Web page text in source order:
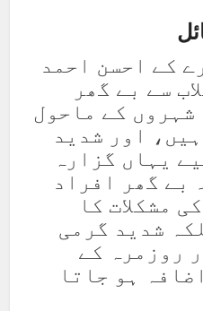
کے احسن احمد
سے بے گھر
شہروں کے ماحول
اور شدید
یہاں گزارہ
بے گھر افراد
مشکلات کا
شدید گرمی
روزمرہ کے
ہو جاتا